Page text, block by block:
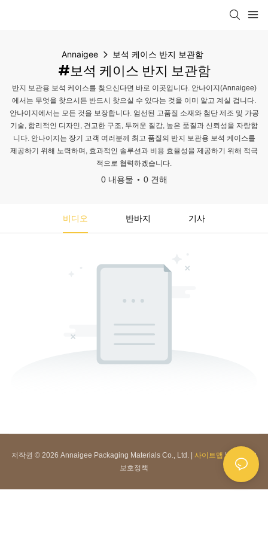
Annaigee 보석 케이스 반지 보관함
#보석 케이스 반지 보관함
반지 보관용 보석 케이스를 찾으신다면 바로 이곳입니다. 안나이지(Annaigee)
에서는 무엇을 찾으시든 반드시 찾으실 수 있다는 것을 이미 알고 계실 겁니다.
안나이지에서는 모든 것을 보장합니다. 엄선된 고품질 소재와 첨단 제조 및 가공
기술, 합리적인 디자인, 견고한 구조, 두꺼운 질감, 높은 품질과 신뢰성을 자랑합
니다. 안나이지는 장기 고객 여러분께 최고 품질의 반지 보관용 보석 케이스를
제공하기 위해 노력하며, 효과적인 솔루션과 비용 효율성을 제공하기 위해 적극
적으로 협력하겠습니다.
0 내용물 0 견해
비디오 반바지 기사
저작권 © 2026 Annaigee Packaging Materials Co., Ltd. | 사이트맵 |개인정보
보호정책